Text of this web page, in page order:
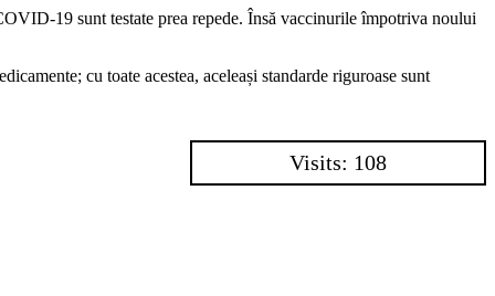
19 sunt testate prea repede. Însă vaccinurile împotriva noului
cu toate acestea, aceleași standarde riguroase sunt
Visits: 108